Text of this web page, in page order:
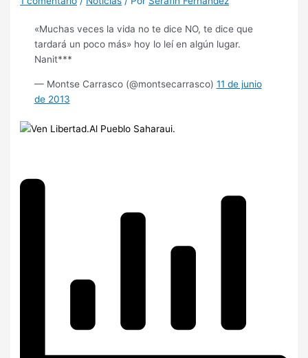
«Muchas veces la vida no te dice NO, te dice que
tardará un poco más» hoy lo leí en algún lugar.
Nanit***
— Montse Carrasco (@montsecarrasco) 11 de junio
de 2013